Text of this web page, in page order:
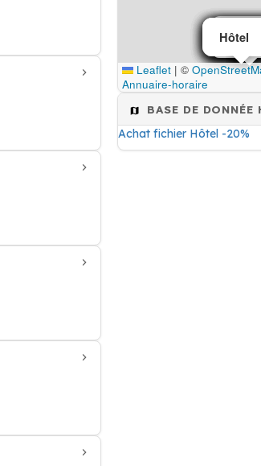
Hôtel
Hôtel
Hôtel
Hôtel
Hôtel
Hôtel
Hôtel
Hôtel
Hôtel
Hôtel
Leaflet | ©
Annuaire-horaire
BASE DE DONNÉE
Achat fichier Hôtel -20%